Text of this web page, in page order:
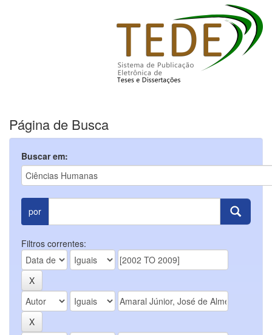
Página de Busca
Buscar em:
por
Filtros correntes: